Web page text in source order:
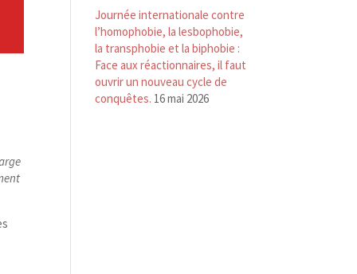
Journée internationale contre
l’homophobie, la lesbophobie,
la transphobie et la biphobie :
Face aux réactionnaires, il faut
ouvrir un nouveau cycle de
conquêtes. 16 mai 2026